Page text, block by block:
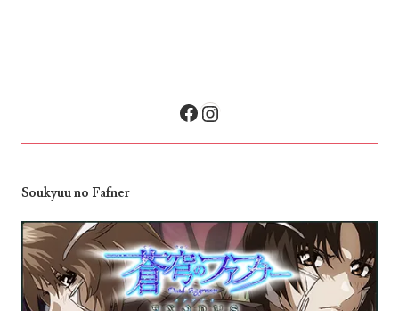
Facebook
Instagram
Soukyuu no Fafner